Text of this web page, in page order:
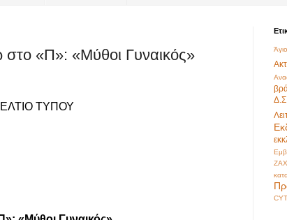
στο «Π»: «Μύθοι Γυναικός»
ΤΥΠΟΥ